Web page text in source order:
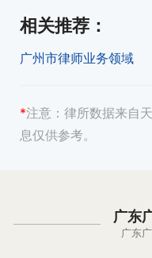
相关推荐 ：
广州市律师业务领域
*注意： 律所数据来自
息仅供参考。
广东
广东